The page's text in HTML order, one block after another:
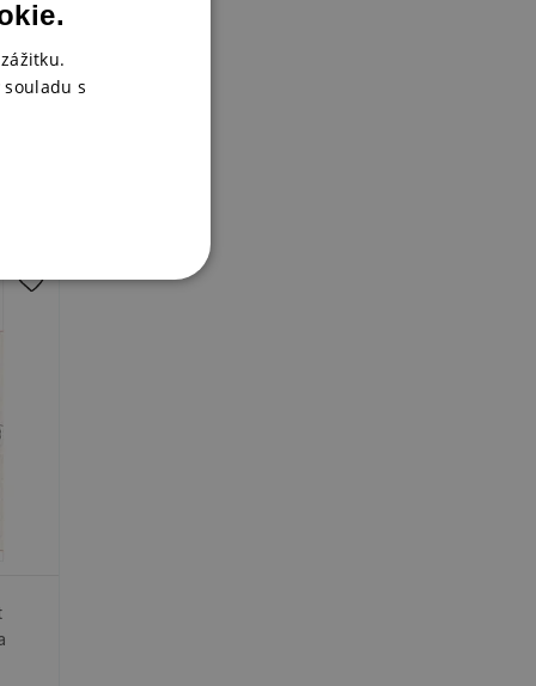
souladu s